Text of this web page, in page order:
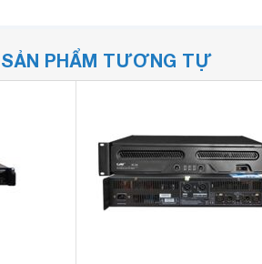
PHẨM TƯƠNG TỰ